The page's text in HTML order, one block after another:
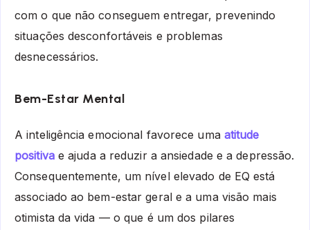
com o que não conseguem entregar, prevenindo
situações desconfortáveis e problemas
desnecessários.
Bem-Estar Mental
A inteligência emocional favorece uma atitude
positivae ajuda a reduzir a ansiedade e a depressão.
Consequentemente, um nível elevado de EQ está
associado ao bem-estar geral e a uma visão mais
otimista da vida — o que é um dos pilares